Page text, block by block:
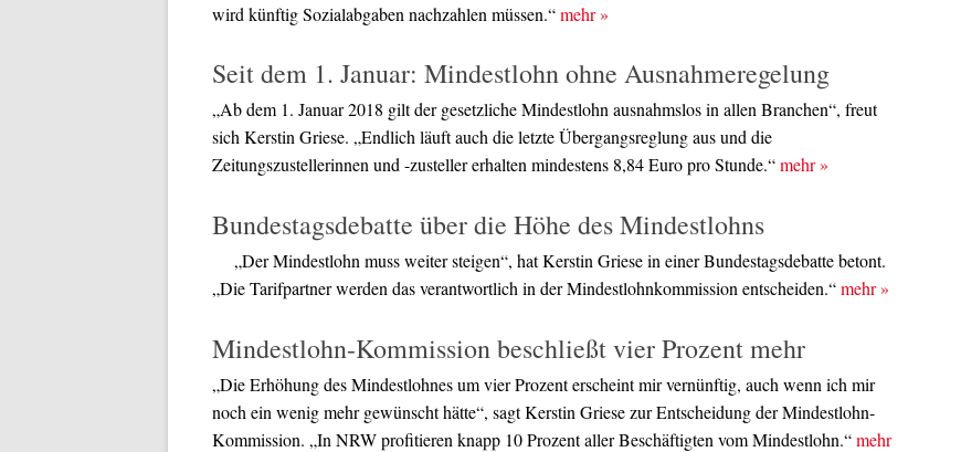
wird künftig Sozialabgaben nachzahlen müssen.“mehr»
Seit dem 1. Januar: Mindestlohn ohne Ausnahmeregelung
„Ab dem 1. Januar 2018 gilt der gesetzliche Mindestlohn ausnahmslos in allen Branchen“, freut
sich Kerstin Griese. „Endlich läuft auch die letzte Übergangsreglung aus und die
Zeitungszustellerinnen und -zusteller erhalten mindestens 8,84 Euro pro Stunde.“mehr»
Bundestagsdebatte über die Höhe des Mindestlohns
„Der Mindestlohn muss weiter steigen“, hat Kerstin Griese in einer Bundestagsdebatte betont.
„Die Tarifpartner werden das verantwortlich in der Mindestlohnkommission entscheiden.“mehr»
Mindestlohn-Kommission beschließt vier Prozent mehr
„Die Erhöhung des Mindestlohnes um vier Prozent erscheint mir vernünftig, auch wenn ich mir
noch ein wenig mehr gewünscht hätte“, sagt Kerstin Griese zur Entscheidung der Mindestlohn-
Kommission. „In NRW profitieren knapp 10 Prozent aller Beschäftigten vom Mindestlohn.“mehr